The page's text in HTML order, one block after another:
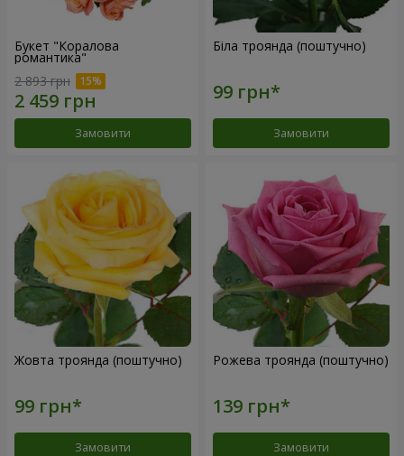
Букет "Коралова
романтика"
2 893 грн
Замовити
Біла троянда (поштучно)
Замовити
Жовта троянда (поштучно)
Замовити
Рожева троянда (поштучно)
Замовити